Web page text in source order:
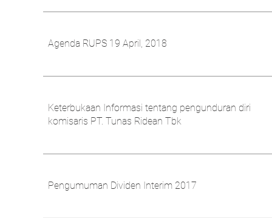
Agenda RUPS 19 April, 2018
Keterbukaan Informasi tentang pengunduran diri
komisaris PT. Tunas Ridean Tbk
Pengumuman Dividen Interim 2017